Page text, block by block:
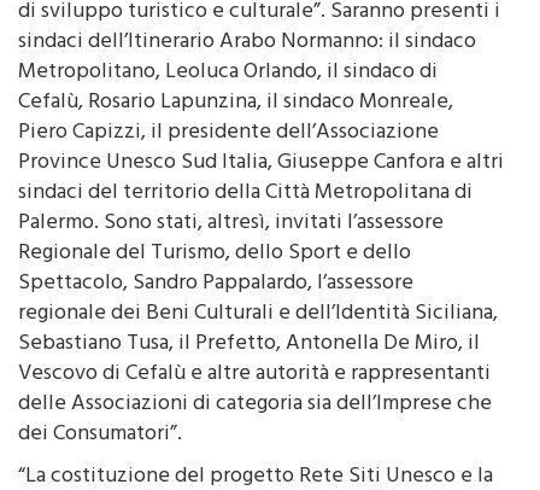
di sviluppo turistico e culturale”. Saranno presenti i
sindaci dell’Itinerario Arabo Normanno: il sindaco
Metropolitano, Leoluca Orlando, il sindaco di
Cefalù, Rosario Lapunzina, il sindaco Monreale,
Piero Capizzi, il presidente dell’Associazione
Province Unesco Sud Italia, Giuseppe Canfora e altri
sindaci del territorio della Città Metropolitana di
Palermo. Sono stati, altresì, invitati l’assessore
Regionale del Turismo, dello Sport e dello
Spettacolo, Sandro Pappalardo, l’assessore
regionale dei Beni Culturali e dell’Identità Siciliana,
Sebastiano Tusa, il Prefetto, Antonella De Miro, il
Vescovo di Cefalù e altre autorità e rappresentanti
delle Associazioni di categoria sia dell’Imprese che
dei Consumatori”.
“La costituzione del progetto Rete Siti Unesco e la